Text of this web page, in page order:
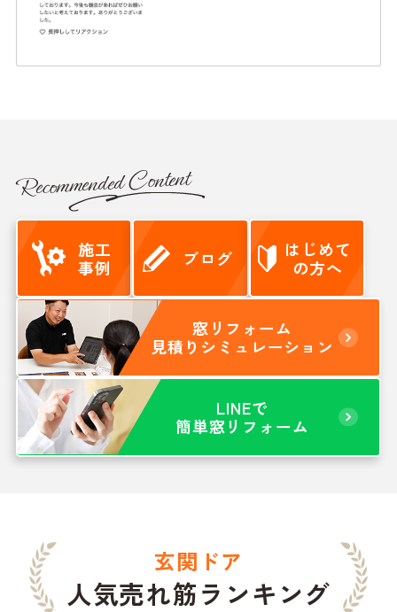
Recommended Content
施工
事例
ブログ
はじめて
の方へ
窓リフォーム
見積りシミュレーション
LINEで
簡単窓リフォーム
玄関ドア
人気売れ筋ランキング